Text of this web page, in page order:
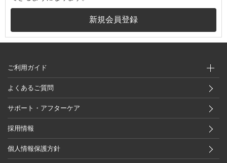
ご利用ガイド
よくあるご質問
サポート・アフターケア
採用情報
個人情報保護方針